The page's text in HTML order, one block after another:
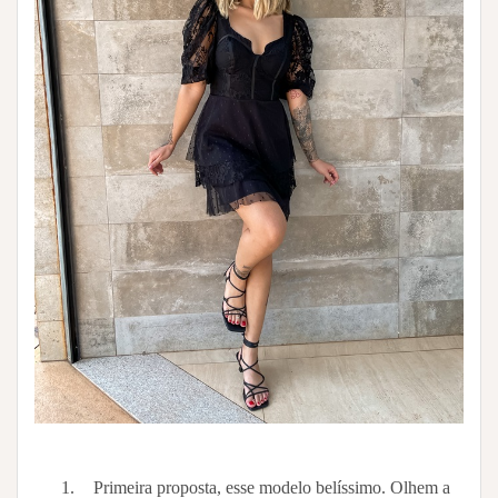
Primeira proposta, esse modelo belíssimo. Olhem a